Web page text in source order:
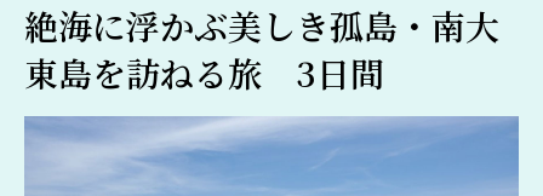
絶海に浮かぶ美しき孤島・南大
東島を訪ねる旅 3日間